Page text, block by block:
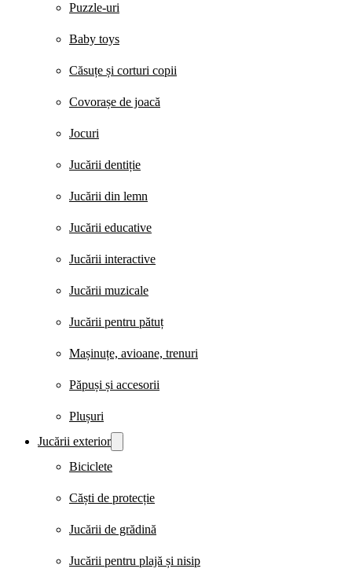
Puzzle-uri
Baby toys
Căsuțe și corturi copii
Covorașe de joacă
Jocuri
Jucării dentiție
Jucării din lemn
Jucării educative
Jucării interactive
Jucării muzicale
Jucării pentru pătuț
Mașinuțe, avioane, trenuri
Păpuși și accesorii
Plușuri
Jucării exterior
Biciclete
Căști de protecție
Jucării de grădină
Jucării pentru plajă și nisip